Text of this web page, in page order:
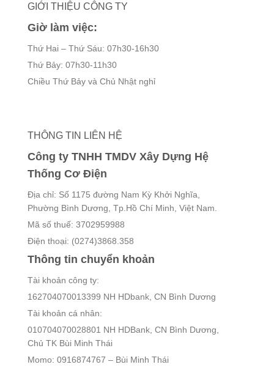
GIỚI THIỆU CÔNG TY
Giờ làm việc:
Thứ Hai – Thứ Sáu: 07h30-16h30
Thứ Bảy: 07h30-11h30
Chiều Thứ Bảy và Chủ Nhật nghỉ
THÔNG TIN LIÊN HỆ
Công ty TNHH TMDV Xây Dựng Hệ
Thống Cơ Điện
Địa chỉ: Số 1175 đường Nam Kỳ Khởi Nghĩa,
Phường Bình Dương, Tp.Hồ Chí Minh, Việt Nam.
Mã số thuế: 3702959988
Điện thoại: (0274)3868.358
Thông tin chuyển khoản
Tài khoản công ty:
162704070013399 NH HDbank, CN Bình Dương
Tài khoản cá nhân:
010704070028801 NH HDBank, CN Bình Dương,
Chủ TK Bùi Minh Thái
Momo: 0916874767 – Bùi Minh Thái